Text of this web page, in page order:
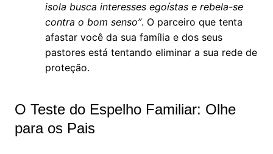
isola busca interesses egoístas e rebela-se
contra o bom senso”. O parceiro que tenta
afastar você da sua família e dos seus
pastores está tentando eliminar a sua rede de
proteção.
O Teste do Espelho Familiar: Olhe
para os Pais